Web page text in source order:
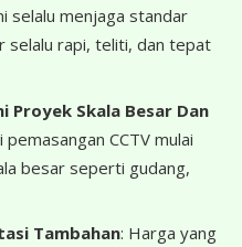
selalu menjaga standar
selalu rapi, teliti, dan tepat
Proyek Skala Besar Dan
CCTV mulai
besar seperti gudang,
Tambahan: Harga yang